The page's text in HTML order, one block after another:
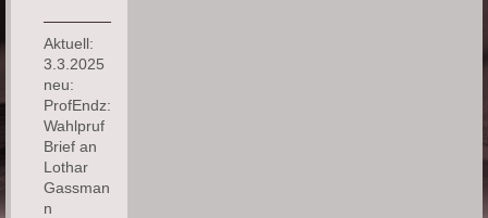
Aktuell:
3.3.2025
neu:
ProfEndz:
Wahlpruf
Brief an
Lothar
Gassman
n